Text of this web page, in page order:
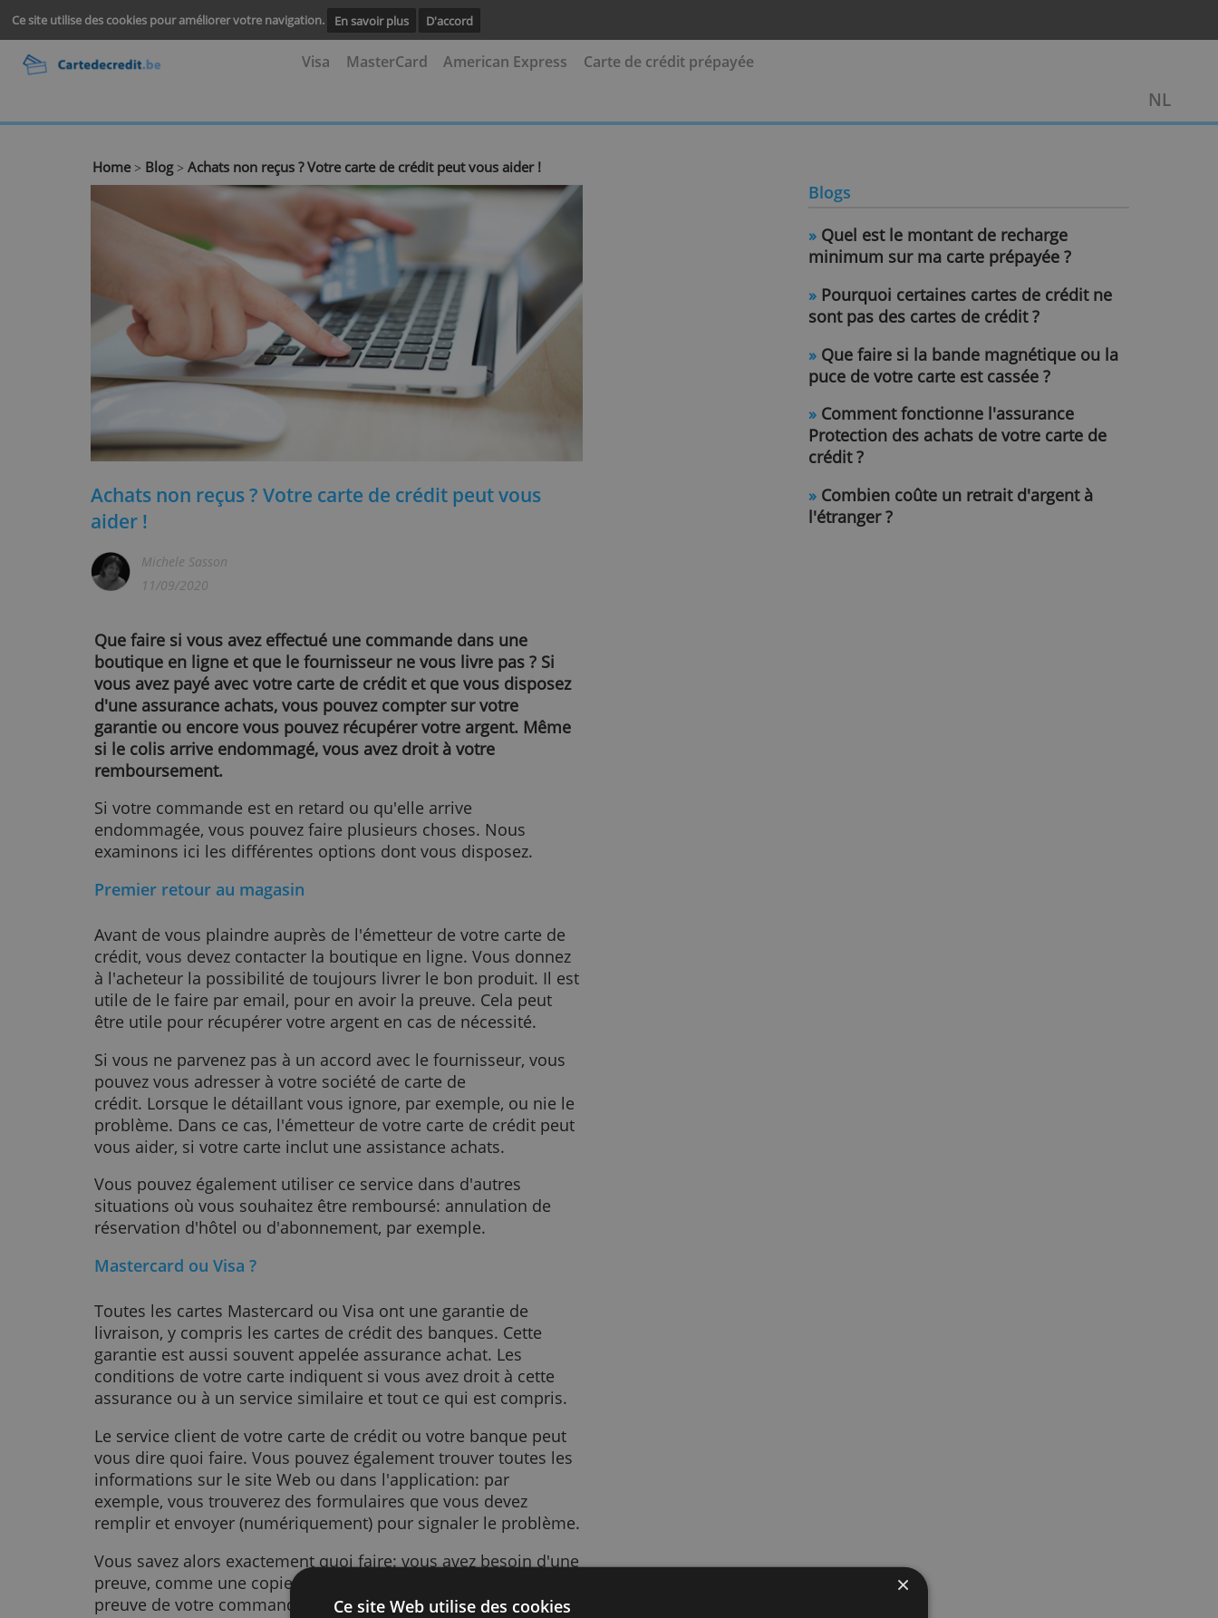
Ce site utilise des cookies pour améliorer votre navigation. En savoir plus
Visa MasterCard American Express Carte de crédit prépayée
Home>Blog>Achats non reçus ? Votre carte de crédit peut vous aider !
Achats non reçus ? Votre carte de crédit peut vous
aider !
Michele Sasson
11/09/2020
Que faire si vous avez effectué une commande dans une
boutique en ligne et que le fournisseur ne vous livre pas ? Si
vous avez payé avec votre carte de crédit et que vous disposez
d'une assurance achats, vous pouvez compter sur votre
garantie ou encore vous pouvez récupérer votre argent. Même
si le colis arrive endommagé, vous avez droit à votre
endommagée, vous pouvez faire plusieurs choses. Nous
examinons ici les différentes options dont vous disposez.
Premier retour au magasin
Avant de vous plaindre auprès de l'émetteur de votre carte de
crédit, vous devez contacter la boutique en ligne. Vous donnez
à l'acheteur la possibilité de toujours livrer le bon produit. Il est
utile de le faire par email, pour en avoir la preuve. Cela peut
être utile pour récupérer votre argent en cas de nécessité.
Si vous ne parvenez pas à un accord avec le fournisseur, vous
pouvez vous adresser à votre société de carte de
crédit. Lorsque le détaillant vous ignore, par exemple, ou nie le
problème. Dans ce cas, l'émetteur de votre carte de crédit peut
vous aider, si votre carte inclut une assistance achats.
Vous pouvez également utiliser ce service dans d'autres
situations où vous souhaitez être remboursé: annulation de
réservation d'hôtel ou d'abonnement, par exemple.
Mastercard ou Visa ?
Toutes les cartes Mastercard ou Visa ont une garantie de
livraison, y compris les cartes de crédit des banques. Cette
garantie est aussi souvent appelée assurance achat. Les
conditions de votre carte indiquent si vous avez droit à cette
assurance ou à un service similaire et tout ce qui est compris.
»Quel est le montant de recharge
minimum sur ma carte prépayée ?
sont pas des cartes de crédit ?
Que faire si la bande
puce de votre carte est cassée ?
Protection des achats de votre